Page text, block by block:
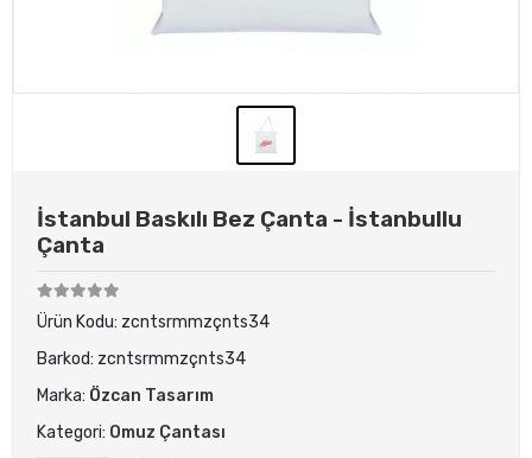
İstanbul Baskılı Bez Çanta - İstanbullu
Çanta
Ürün Kodu: zcntsrmmzçnts34
Barkod: zcntsrmmzçnts34
Marka: Özcan Tasarım
Kategori: Omuz Çantası